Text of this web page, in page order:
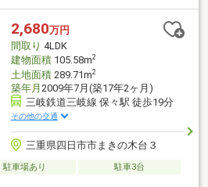
2,680万円
間取り 4LDK
建物面積105.58m2
土地面積289.71m2
築年月 2009年7月(築17年2ヶ月)
三岐鉄道三岐線 保々駅 徒歩19分
その他の交通
三重県四日市市まきの木台３
駐車場あり
駐車3台